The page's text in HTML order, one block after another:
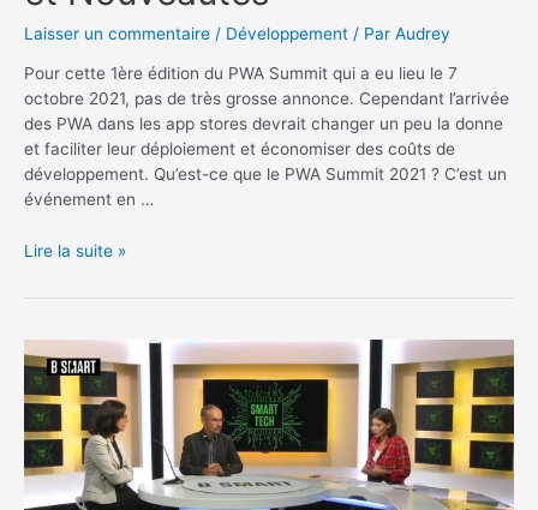
Laisser un commentaire / Développement / Par Audrey
Pour cette 1ère édition du PWA Summit qui a eu lieu le 7
octobre 2021, pas de très grosse annonce. Cependant l’arrivée
des PWA dans les app stores devrait changer un peu la donne
et faciliter leur déploiement et économiser des coûts de
développement. Qu’est-ce que le PWA Summit 2021 ? C’est un
événement en …
PWA
2021
Replay
et
Nouveautés
Lire la suite »